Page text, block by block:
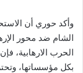
وأكد حوري أن
الشام ضد محور
الحرب الارهابية،
بكل مؤسساتها،